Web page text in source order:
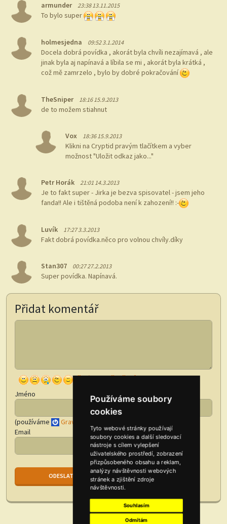
Používáme soubory
cookies
Tyto webové stránky používají
soubory cookies a další sledovací
nástroje s cílem vylepšení
uživatelského prostředí, zobrazení
přizpůsobeného obsahu a reklam,
analýzy návštěvnosti webových
stránek a zjištění zdroje
návštěvnosti.
Souhlasím
Odmítám
armunder 23:38 13.11.2015
To bylo super
holmesjedna 09:52 3.1.2014
Docela dobrá povídka , akorát byla chvíli nezajímavá , ale
jinak byla aj napínavá a líbila se mi , akorát byla krátká ,
což mě zamrzelo , bylo by dobré pokračování
TheSniper 18:16 15.9.2013
de to možem stiahnut
Vox 18:36 15.9.2013
Klikni na Cryptid pravým tlačítkem a vyber
možnost "Uložit odkaz jako..."
Petr Horák 21:01 14.3.2013
Je to fakt super - Jirka je bezva spisovatel - jsem jeho
fanda!! Ale i tištěná podoba není k zahození!! :-
Luvík 17:27 3.3.2013
Fakt dobrá povídka.něco pro volnou chvíly.díky
Stan307 00:27 27.2.2013
Super povídka. Napínavá.
Přidat komentář
Jméno
(používáme Gravatar
Email